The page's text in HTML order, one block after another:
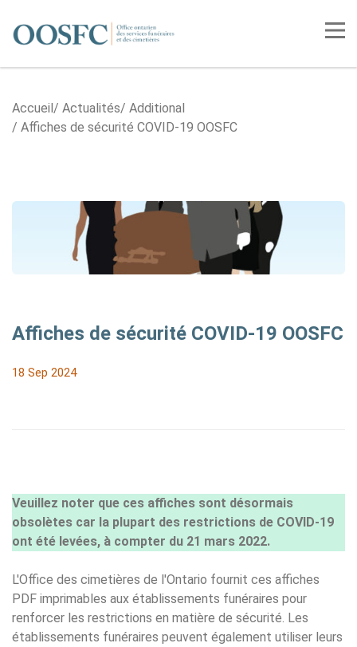
Accueil
Accueil Actualités
Additional
Affiches de sécurité COVID-19 OOSFC
Affiches de sécurité COVID-19 OOSFC
18 Sep 2024
Veuillez noter que ces affiches sont désormais
obsolètes car la plupart des restrictions de COVID-19
ont été levées, à compter du 21 mars 2022.
L'Office des cimetières de l'Ontario fournit ces affiches
PDF imprimables aux établissements funéraires pour
renforcer les restrictions en matière de sécurité. Les
établissements funéraires peuvent également utiliser leurs